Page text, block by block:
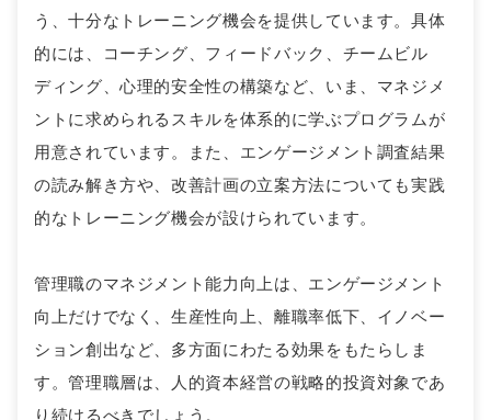
う、十分なトレーニング機会を提供しています。具体
的には、コーチング、フィードバック、チームビル
ディング、心理的安全性の構築など、いま、マネジメ
ントに求められるスキルを体系的に学ぶプログラムが
用意されています。また、エンゲージメント調査結果
の読み解き方や、改善計画の立案方法についても実践
的なトレーニング機会が設けられています。
管理職のマネジメント能力向上は、エンゲージメント
向上だけでなく、生産性向上、離職率低下、イノベー
ション創出など、多方面にわたる効果をもたらしま
す。管理職層は、人的資本経営の戦略的投資対象であ
り続けるべきでしょう。